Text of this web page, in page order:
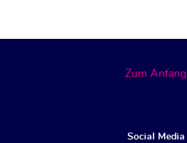
Zum Anfang
Social Media